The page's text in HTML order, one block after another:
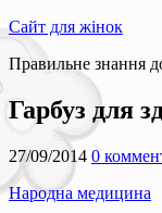
Сайт для жінок
Правильне знання
Гарбуз для
27/09/2014 0
Народна медицина